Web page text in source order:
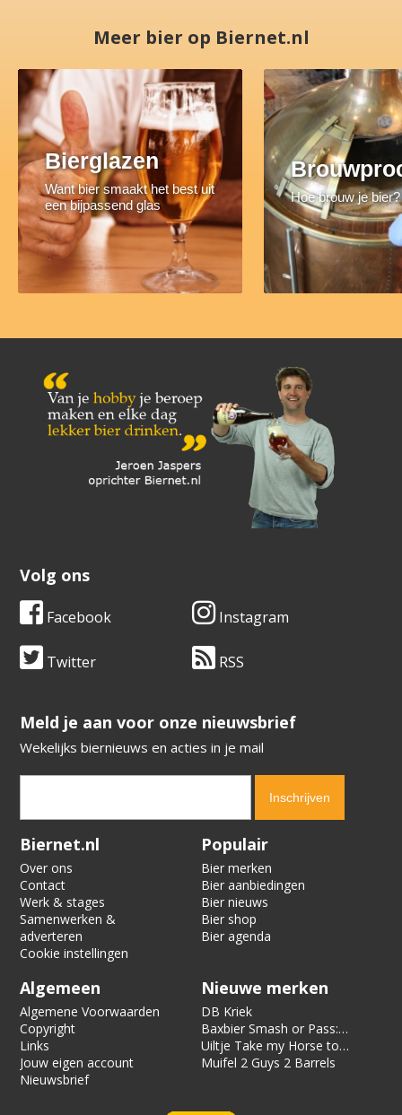
Meer bier op Biernet.nl
Bierglazen
Want bier smaakt het best uit
een bijpassend glas
Hoe brouw je bier?
Volg ons
Facebook Instagram
Twitter RSS
​​​​​​​Meld je aan voor onze nieuwsbrief
Wekelijks biernieuws en acties in je mail
Verification code:
Biernet.nl
Over ons
Contact
Werk & stages
Samenwerken &
adverteren
Cookie instellingen
Populair
Bier merken
Bier aanbiedingen
Bier nieuws
Bier shop
Bier agenda
Algemeen
Algemene Voorwaarden
Copyright
Links
Jouw eigen account
Nieuwsbrief
Nieuwe merken
DB Kriek
Baxbier Smash or Pass:
Strata
Uiltje Take my Horse to
the Hotel Room
Muifel 2 Guys 2 Barrels